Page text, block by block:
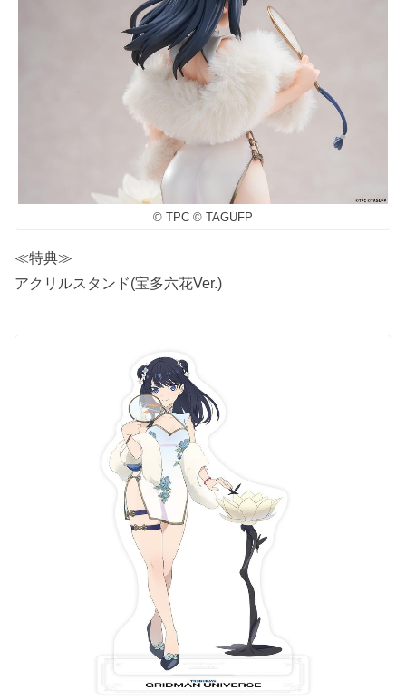
© TPC © TAGUFP
≪特典≫
アクリルスタンド(宝多六花Ver.)